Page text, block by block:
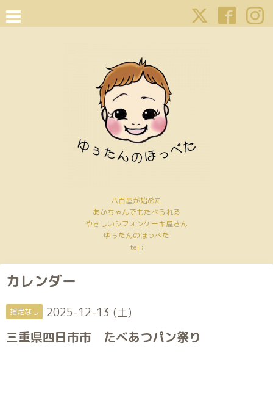
八百屋が始めた
あかちゃんでもたべられる
やさしいシフォンケーキ屋さん
ゆぅたんのほっぺた
tel :
カレンダー
指定なし 2025-12-13 (土)
三重県四日市市 たべあつパン祭り